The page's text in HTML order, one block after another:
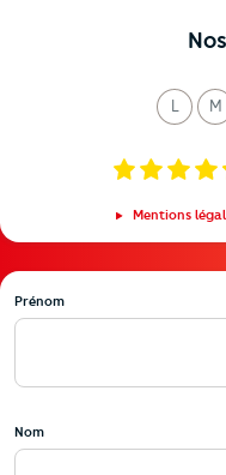
L
undi
M
Mentions
Prénom
Nom